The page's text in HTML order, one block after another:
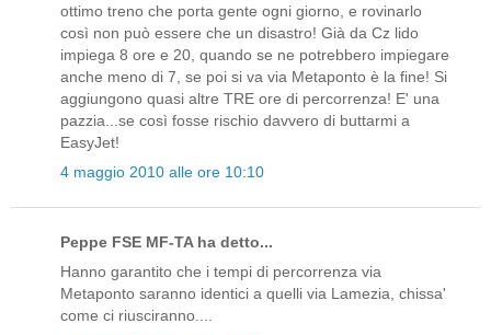
ottimo treno che porta gente ogni giorno, e rovinarlo
così non può essere che un disastro! Già da Cz lido
impiega 8 ore e 20, quando se ne potrebbero impiegare
anche meno di 7, se poi si va via Metaponto è la fine! Si
aggiungono quasi altre TRE ore di percorrenza! E' una
pazzia...se così fosse rischio davvero di buttarmi a
EasyJet!
4 maggio 2010 alle ore 10:10
Peppe FSE MF-TA ha detto...
Hanno garantito che i tempi di percorrenza via
Metaponto saranno identici a quelli via Lamezia, chissa'
come ci riusciranno....